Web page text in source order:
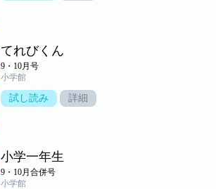
てれびくん
9・10月号
小学館
試し読み 詳細
小学一年生
9・10月合併号
小学館